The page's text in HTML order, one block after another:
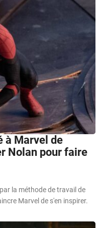
à Marvel de
Nolan pour faire
la méthode de travail de
Marvel de s'en inspirer.